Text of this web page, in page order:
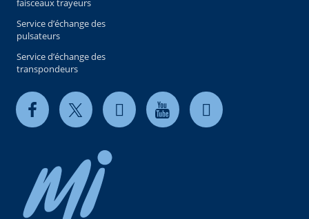
faisceaux trayeurs
Service d’échange des
pulsateurs
Service d’échange des
transpondeurs